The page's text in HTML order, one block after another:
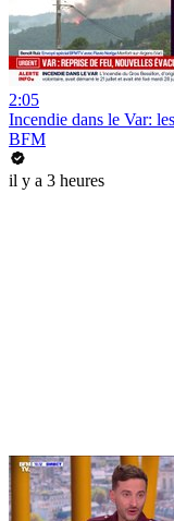
2:05
Incendie dans le Var:
BFM
il y a 3 heures